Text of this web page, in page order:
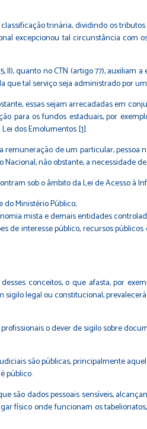
trinária, dividindo os
excepcionou tal circunstância com
quanto no CTN (artigo 77),
que tal serviço seja administrado por
essas sejam arrecadadas em
para os fundos estaduais, por
dos Emolumentos[1].
de um particular,
não obstante, a necessidade
sob o âmbito da Lei de Acesso à
Ministério Público;
mista e demais entidades
de interesse público, recursos
conceitos, o que afasta, por
legal ou constitucional,
o dever de sigilo sobre
são públicas, principalmente
público.
são dados pessoais sensíveis,
físico onde funcionam os